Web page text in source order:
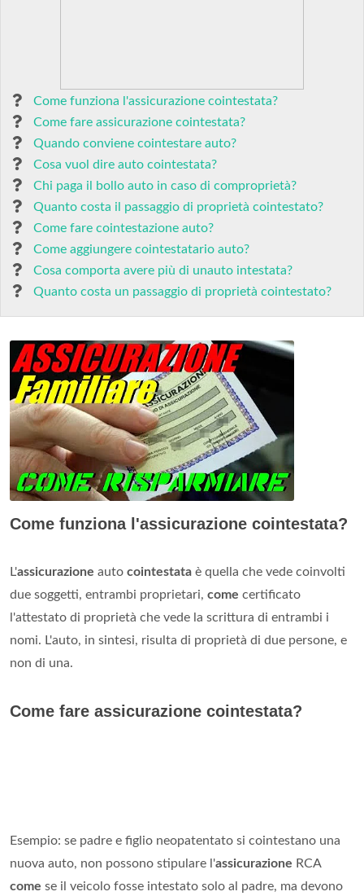
Come funziona l'assicurazione cointestata?
Come fare assicurazione cointestata?
Quando conviene cointestare auto?
Cosa vuol dire auto cointestata?
Chi paga il bollo auto in caso di comproprietà?
Quanto costa il passaggio di proprietà cointestato?
Come fare cointestazione auto?
Come aggiungere cointestatario auto?
Cosa comporta avere più di unauto intestata?
Quanto costa un passaggio di proprietà cointestato?
Come funziona l'assicurazione cointestata?
L'assicurazione auto cointestata è quella che vede coinvolti
due soggetti, entrambi proprietari, come certificato
l'attestato di proprietà che vede la scrittura di entrambi i
nomi. L'auto, in sintesi, risulta di proprietà di due persone, e
non di una.
Come fare assicurazione cointestata?
Esempio: se padre e figlio neopatentato si cointestano una
nuova auto, non possono stipulare l'assicurazione RCA
come se il veicolo fosse intestato solo al padre, ma devono